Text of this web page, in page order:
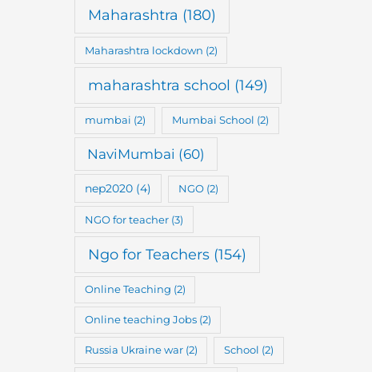
Maharashtra (180)
Maharashtra lockdown (2)
maharashtra school (149)
mumbai (2) Mumbai School (2)
NaviMumbai (60)
nep2020 (4) NGO (2)
NGO for teacher(3)
Ngo for Teachers(154)
Online Teaching (2)
Online teaching Jobs(2)
Russia Ukraine war(2) School (2)